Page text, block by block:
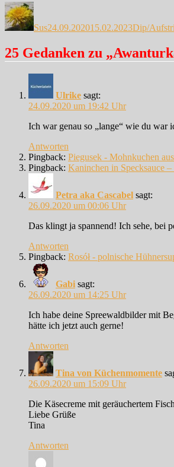
Autor
Sus24.09.202015.02.2023Dip/
25 Gedanken zu
Ulrike sagt:
24.09.2020 um 19:42 Uhr
Ich war genau so „lange“ wie du war
Antworten
Pingback: Piegusek - Mohnkuchen
Pingback: Kaninchen in Specksauce
Petra aka Cascabel sagt:
26.09.2020 um 00:06 Uhr
Das klingt ja spannend! Ich sehe, bei
Antworten
Pingback: Rosół - polnische
Gabi sagt:
26.09.2020 um 14:25 Uhr
Ich habe deine Spreewaldbilder mit
hätte ich jetzt auch gerne!
Antworten
Tina von Küchenmomente
26.09.2020 um 15:09 Uhr
Die Käsecreme mit geräuchertem
Liebe Grüße
Tina
Antworten